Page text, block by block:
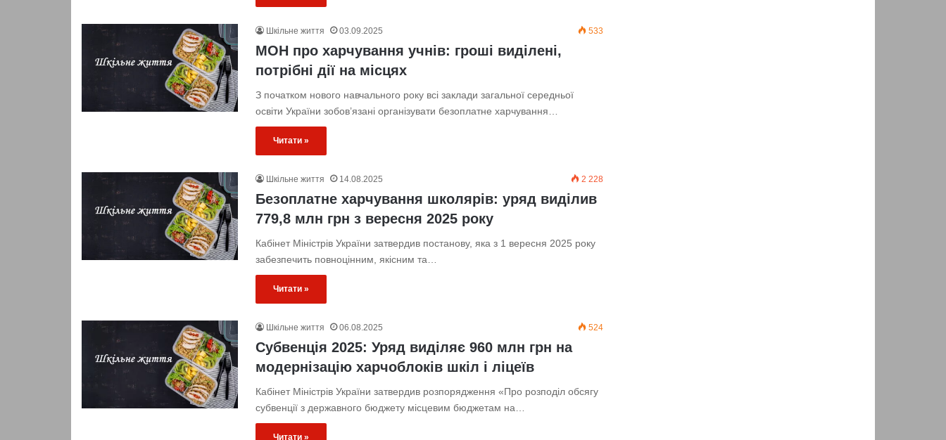
Шкільне життя 03.09.2025 533
МОН про харчування учнів: гроші виділені,
потрібні дії на місцях
З початком нового навчального року всі заклади загальної середньої
освіти України зобов’язані організувати безоплатне харчування…
Читати »
Шкільне життя 14.08.2025 2 228
Безоплатне харчування школярів: уряд виділив
779,8 млн грн з вересня 2025 року
Кабінет Міністрів України затвердив постанову, яка з 1 вересня 2025 року
забезпечить повноцінним, якісним та…
Читати »
Шкільне життя 06.08.2025 524
Субвенція 2025: Уряд виділяє 960 млн грн на
модернізацію харчоблоків шкіл і ліцеїв
Кабінет Міністрів України затвердив розпорядження «Про розподіл обсягу
субвенції з державного бюджету місцевим бюджетам на…
Читати »